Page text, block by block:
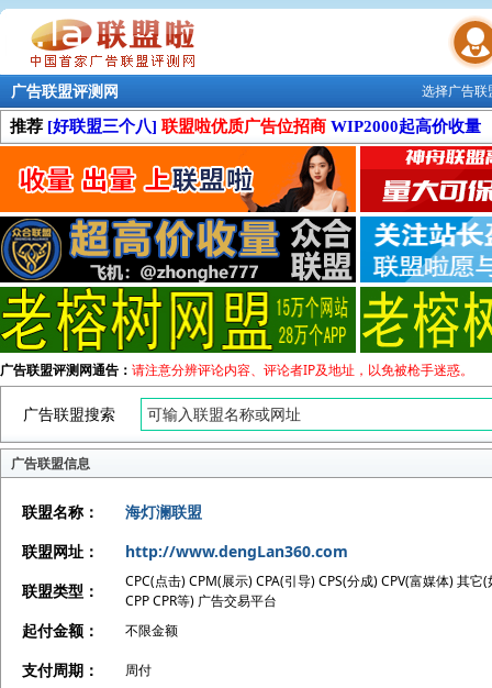
联盟学院
选择广告
广告联盟评测网
推荐 [好联盟三个八] 联盟啦优质广告位招商 WIP2000起高价收量
广告联盟评测网通告： 请注意分辨评论内容、评论者IP及地址，以免被枪手迷惑。
广告联盟搜索
广告联盟信息
联盟名称：
海灯澜联盟
联盟网址：
http://www.dengLan360.com
联盟类型：
CPC(点击) CPM(展示) CPA(引导) CPS(分成) CPV(富媒体) 其它(
CPP CPR等) 广告交易平台
起付金额： 不限金额
支付周期： 周付